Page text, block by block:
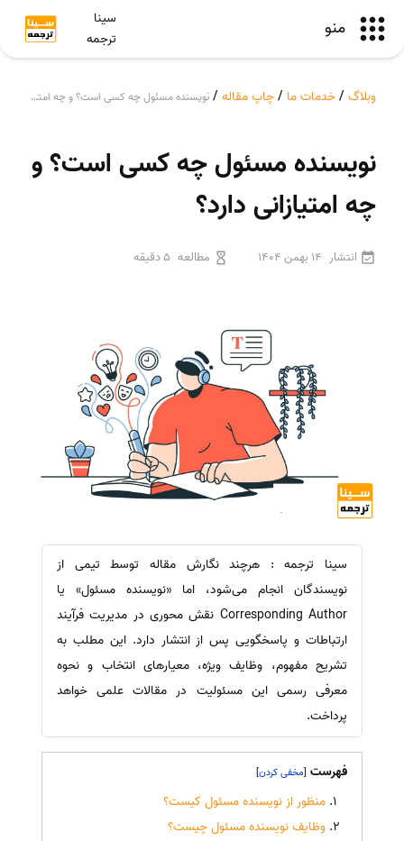
منو
سینا
ترجمه
وبلاگ /خدمات ما /چاپ مقاله / نویسنده مسئول چه کسی است؟ و چه امتیازانی دارد؟
نویسنده مسئول چه کسی است؟ و
چه امتیازانی دارد؟
انتشار 14 بهمن 1404 مطالعه 5 دقیقه
سینا ترجمه : هرچند نگارش مقاله توسط تیمی از
نویسندگان انجام می‌شود، اما «نویسنده مسئول» یا
Corresponding Author نقش محوری در مدیریت فرآیند
ارتباطات و پاسخگویی پس از انتشار دارد. این مطلب به
تشریح مفهوم، وظایف ویژه، معیارهای انتخاب و نحوه
معرفی رسمی این مسئولیت در مقالات علمی خواهد
پرداخت.
فهرست [
]
منظور از نویسنده مسئول کیست؟
وظایف نویسنده مسئول چیست؟